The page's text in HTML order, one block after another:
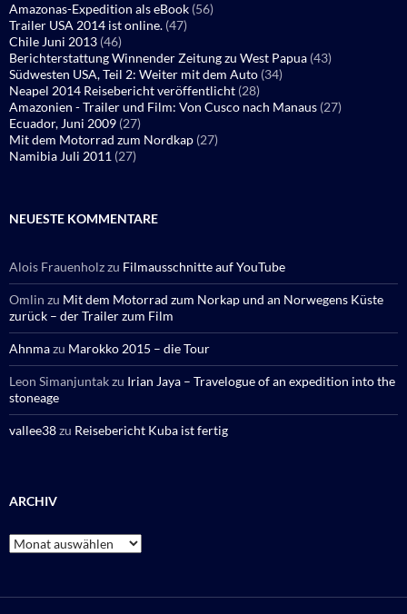
Amazonas-Expedition als eBook (56)
Trailer USA 2014 ist online. (47)
Chile Juni 2013 (46)
Berichterstattung Winnender Zeitung zu West Papua (43)
Südwesten USA, Teil 2: Weiter mit dem Auto (34)
Neapel 2014 Reisebericht veröffentlicht (28)
Amazonien - Trailer und Film: Von Cusco nach Manaus (27)
Ecuador, Juni 2009 (27)
Mit dem Motorrad zum Nordkap (27)
Namibia Juli 2011 (27)
NEUESTE KOMMENTARE
Alois Frauenholzzu Filmausschnitte auf YouTube
Omlin zu Mit dem Motorrad zum Norkap und an Norwegens Küste
zurück – der Trailer zum Film
Ahnmazu Marokko 2015 – die Tour
Leon Simanjuntakzu Irian Jaya – Travelogue of an expedition into the
stoneage
vallee38zu Reisebericht Kuba ist fertig
ARCHIV
Archiv